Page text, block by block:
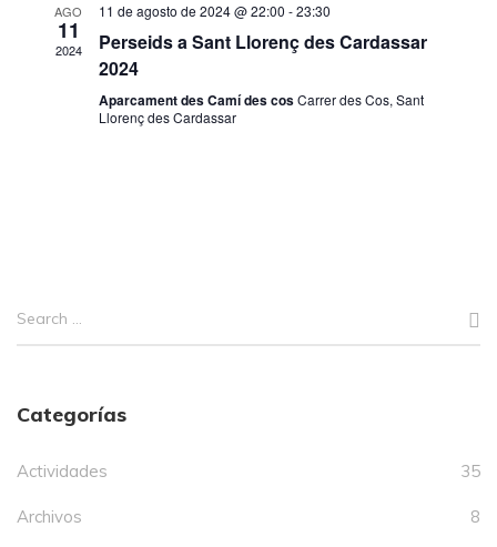
AGO
11
2024
11 de agosto de 2024 @ 22:00 -23:30
Perseids a Sant Llorenç des Cardassar
2024
Aparcament des Camí des cosCarrer des Cos, Sant
Llorenç des Cardassar
Categorías
Actividades 35
Archivos 8